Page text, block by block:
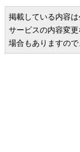
掲載している内容
サービスの内容変
場合もありますので